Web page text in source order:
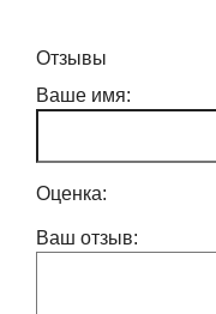
Отзывы
Ваше имя:
Оценка:
Ваш отзыв: